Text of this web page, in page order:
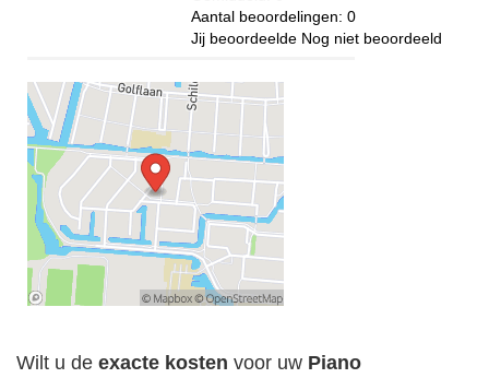
Aantal beoordelingen: 0
Jij beoordeelde Nog niet beoordeeld
Wilt u de exacte kosten voor uw Piano